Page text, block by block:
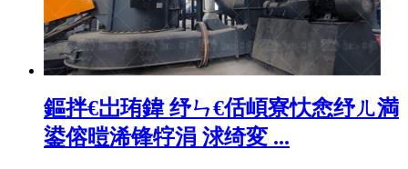
鏂拌€岀珛鍏 纾ㄣ€佸崸寮忕悆纾ㄦ満
鍙傛暟浠锋牸涓 浗绮変 ...